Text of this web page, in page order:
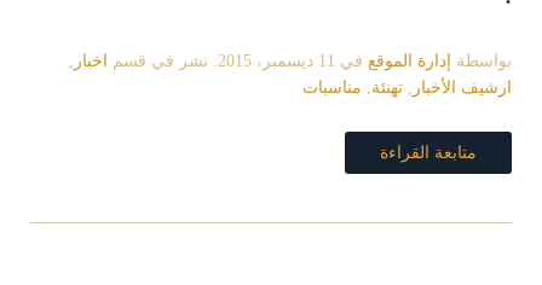
بواسطة إدارة الموقع في 11 ديسمبر، 2015 . نشر في قسم اخبار
ارشيف الأخبار
تهنئة مناسبات
متابعة القراءة